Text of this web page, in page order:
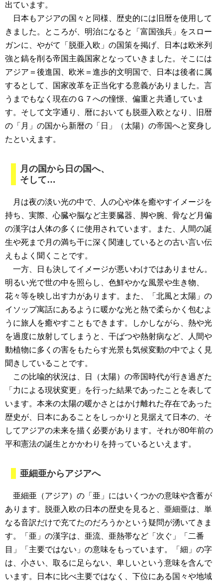
出ています。
日本もアジアの国々と同様、歴史的には旧暦を使用して
きました。ところが、明治になると「富国強兵」をスロー
ガンに、やがて「脱亜入欧」の国策を掲げ、日本は欧米列
強と鎬を削る帝国主義国家となっていきました。そこには
アジア＝後進国、欧米＝進歩的文明国で、日本は後者に属
するとして、国家改革を正当化する意義がありました。言
うまでもなく現在のＧ７への憧憬、偏重と共通していま
す。そして文字通り、暦においても脱亜入欧となり、旧暦
の「月」の国から新暦の「日」（太陽）の帝国へと変身し
たといえます。
月の国から日の国へ、
そして…
月は夜の淡い光の中で、人の心や体を癒やすイメージを
持ち、実際、心臓や脳など主要臓器、脚や腕、骨など月偏
の漢字は人体の多くに使用されています。また、人間の誕
生や死まで月の満ち干に深く関連しているとの古い言い伝
えもよく聞くことです。
一方、日も決してイメージが悪いわけではありません。
明るい光で世の中を照らし、色鮮やかな風景や生き物、
花々等を映し出す力があります。また、「北風と太陽」の
イソップ寓話にあるように暖かな光と熱で柔らかく包むよ
うに旅人を癒やすこともできます。しかしながら、熱や光
を過度に放射してしまうと、干ばつや熱射病など、人間や
動植物に多くの害をもたらす光景も気候変動の中でよく見
聞きしていることです。
この比喩的状況は、日（太陽）の帝国時代が行き過ぎた
「力による現状変更」を行った結果であったことを表して
います。本来の太陽の暖かさとはかけ離れた存在であった
歴史が、日本にあることをしっかりと見据えて日本の、そ
してアジアの未来を描く必要があります。それが80年前の
平和憲法の誕生とかかわりを持っているといえます。
亜細亜からアジアへ
亜細亜（アジア）の「亜」にはいくつかの意味や含蓄が
あります。脱亜入欧の日本の歴史を見ると、亜細亜は、単
なる音訳だけで充てたのだろうかという疑問が湧いてきま
す。「亜」の漢字は、亜流、亜熱帯など「次ぐ」「二番
目」「主要ではない」の意味をもっています。「細」の字
は、小さい、取るに足らない、卑しいという意味を含んで
います。日本に比べ主要ではなく、下位にある国々や地域